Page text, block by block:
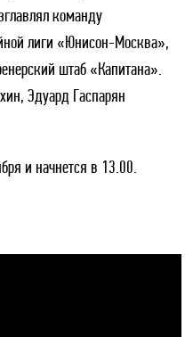
команду
лиги «Юнисон-Москва»,
штаб «Капитана».
Эдуард Гаспарян
и начнется в 13.00.